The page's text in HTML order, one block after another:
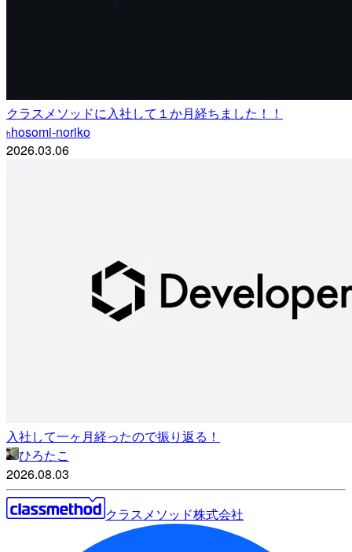
クラスメソッドに入社して１か月経ちました！！
hhosomi-noriko
2026.03.06
入社して一ヶ月経ったので振り返る！
ひろたこ
2026.08.03
クラスメソッド株式会社